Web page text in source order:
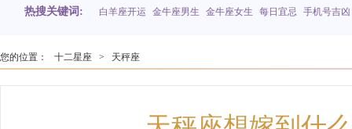
热搜关键词: 白羊座开运 金牛座男生 金牛座女生 每日宜忌 手机号吉凶
您的位置： 十二星座 > 天秤座